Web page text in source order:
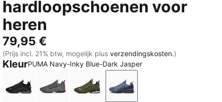
hardloopschoenen voor
heren
79,95 €
(Prijs incl. 21% btw, mogelijk plusverzendingskosten.)
KleurPUMA Navy-Inky Blue-Dark Jasper
PUMA Black-Cool Dark Gray
PUMA Black-Cool Dark Gray-PUMA Red
Green Moss-PUMA Black-Feather
PUMA Navy-Inky Blue-